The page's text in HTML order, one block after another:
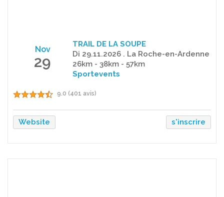
Nov
29
TRAIL DE LA SOUPE
Di 29.11.2026 . La Roche-en-Ardenne
26km - 38km - 57km
Sportevents
9.0 (401 avis)
Website s'inscrire